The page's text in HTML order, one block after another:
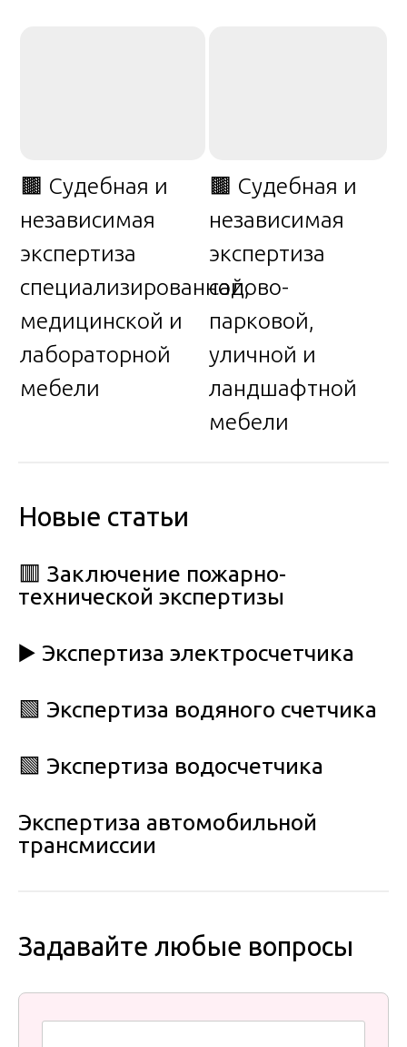
🟫 Судебная и
независимая
экспертиза
специализированной,
медицинской и
лабораторной
мебели
🟫 Судебная и
независимая
экспертиза
садово-
парковой,
уличной и
ландшафтной
мебели
Новые статьи
🟥 Заключение пожарно-
технической экспертизы
▶️ Экспертиза электросчетчика
🟩 Экспертиза водяного счетчика
🟩 Экспертиза водосчетчика
Экспертиза автомобильной
трансмиссии
Задавайте любые вопросы